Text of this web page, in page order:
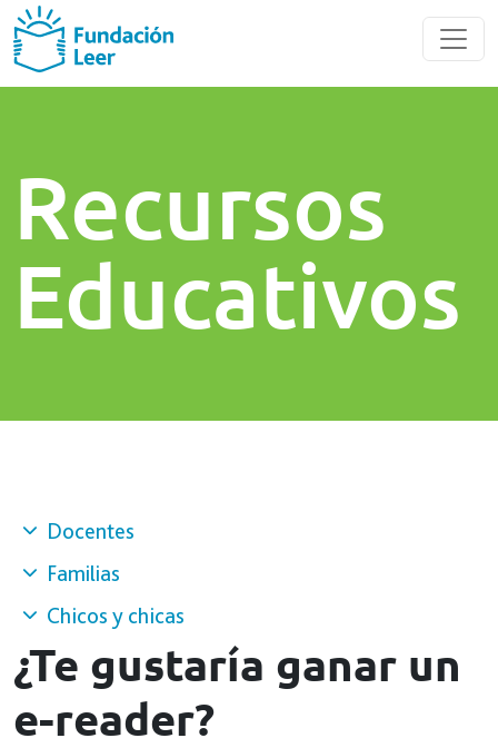
Recursos
Educativos
Docentes
Familias
Chicos y chicas
¿Te gustaría ganar un
e-reader?